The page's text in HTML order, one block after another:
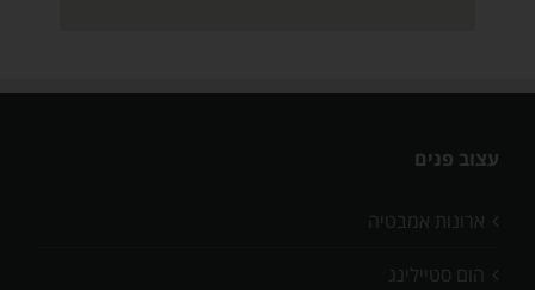
עצוב פנים
ארונות אמבטיה
הום סטיילינג